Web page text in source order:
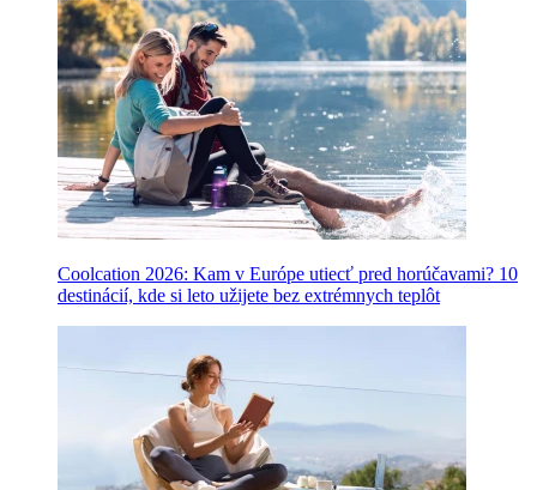
Coolcation 2026: Kam v Európe utiecť pred horúčavami? 10
destinácií, kde si leto užijete bez extrémnych teplôt